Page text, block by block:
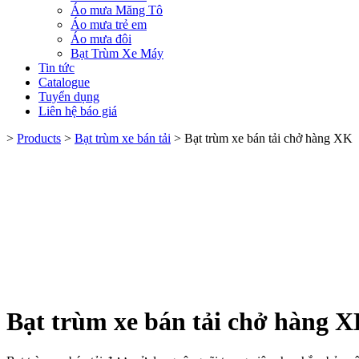
Áo mưa Măng Tô
Áo mưa trẻ em
Áo mưa đôi
Bạt Trùm Xe Máy
Tin tức
Catalogue
Tuyển dụng
Liên hệ báo giá
> Products > Bạt trùm xe bán tải > Bạt trùm xe bán tải chở hàng XK
Bạt trùm xe bán tải chở hàng